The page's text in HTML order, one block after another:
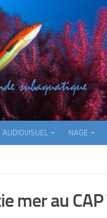
AUDIOVISUEL NAGE
mer au